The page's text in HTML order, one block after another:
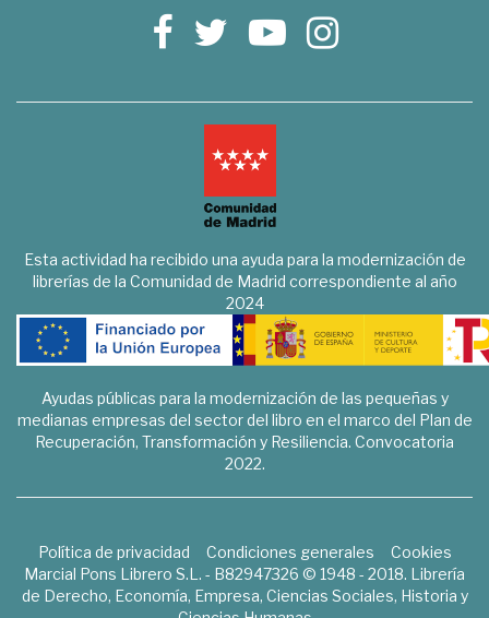
Esta actividad ha recibido una ayuda para la modernización de
librerías de la Comunidad de Madrid correspondiente al año
2024
Ayudas públicas para la modernización de las pequeñas y
medianas empresas del sector del libro en el marco del Plan de
Recuperación, Transformación y Resiliencia. Convocatoria
2022.
Política de privacidad Condiciones generales
Cookies
Marcial Pons Librero S.L. - B82947326 © 1948 - 2018. Librería
de Derecho, Economía, Empresa, Ciencias Sociales, Historia y